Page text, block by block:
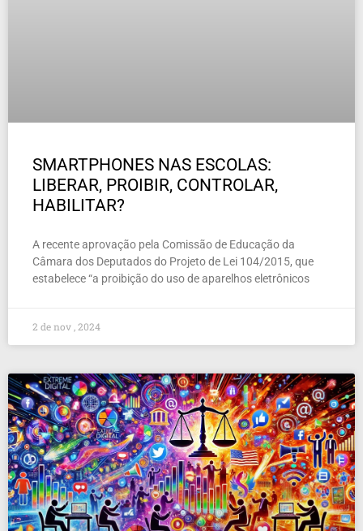
SMARTPHONES NAS ESCOLAS:
LIBERAR, PROIBIR, CONTROLAR,
HABILITAR?
A recente aprovação pela Comissão de Educação da
Câmara dos Deputados do Projeto de Lei 104/2015, que
estabelece “a proibição do uso de aparelhos eletrônicos
2 de nov , 2024